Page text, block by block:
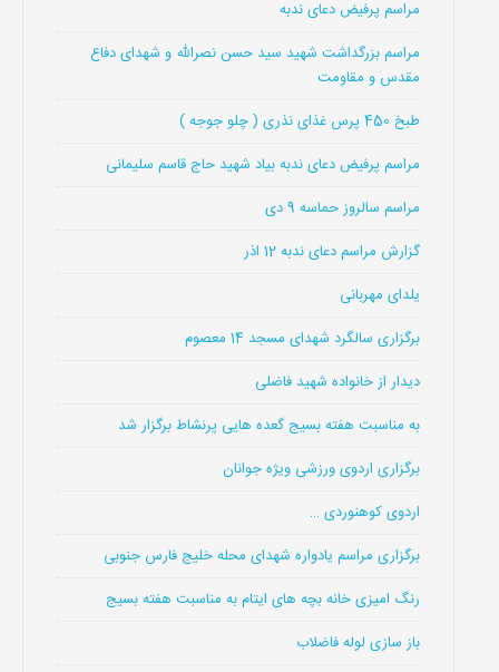
مراسم پرفیض دعای ندبه
مراسم بزرگداشت شهید سید حسن نصرالله و شهدای دفاع
مقدس و مقاومت
طبخ 450 پرس غذای نذری ( چلو جوجه )
مراسم پرفیض دعای ندبه بیاد شهید حاج قاسم سلیمانی
مراسم سالروز حماسه 9 دی
گزارش مراسم دعای ندبه 12 اذر
یلدای مهربانی
برگزاری سالگرد شهدای مسجد 14 معصوم
دیدار از خانواده شهید فاضلی
به مناسبت هفته بسیج گعده هایی پرنشاط برگزار شد
برگزاری اردوی ورزشی ویژه جوانان
اردوی کوهنوردی …
برگزاری مراسم یادواره شهدای محله خلیج فارس جنوبی
رنگ امیزی خانه بچه های ایتام به مناسبت هفته بسیج
باز سازی لوله فاضلاب